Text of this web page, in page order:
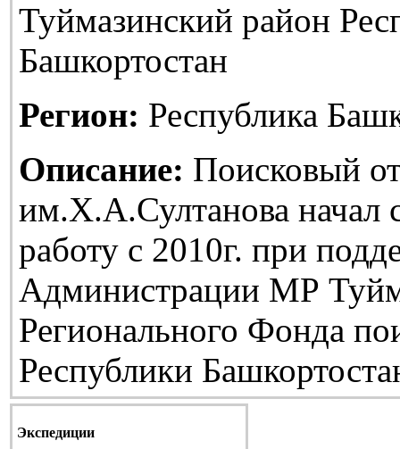
Туймазинский район
Башкортостан
Регион: Республика
Описание: Поисковый
им.Х.А.Султанова начал
работу с 2010г. при
Администрации МР
Регионального Фонда
Республики
Экспедиции